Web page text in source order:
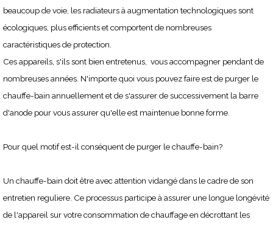
beaucoup de voie, les radiateurs à augmentation technologiques sont
écologiques, plus efficients et comportent de nombreuses
caractéristiques de protection.
Ces appareils, s'ils sont bien entretenus, vous accompagner pendant de
nombreuses années. N'importe quoi vous pouvez faire est de purger le
chauffe-bain annuellement et de s'assurer de successivement la barre
d'anode pour vous assurer qu'elle est maintenue bonne forme.
Pour quel motif est-il conséquent de purger le chauffe-bain?
Un chauffe-bain doit être avec attention vidangé dans le cadre de son
entretien reguliere. Ce processus participe à assurer une longue longévité
de l'appareil sur votre consommation de chauffage en décrottant les